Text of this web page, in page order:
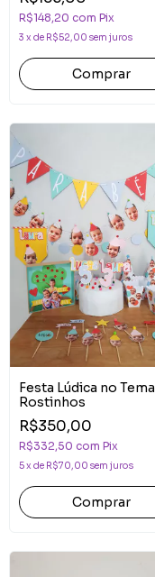
R$148,20 com Pix
3 x de R$52,00 sem juros
Comprar
Festa Lúdica no Tema
Rostinhos
R$350,00
R$332,50 com Pix
5x de R$70,00 sem juros